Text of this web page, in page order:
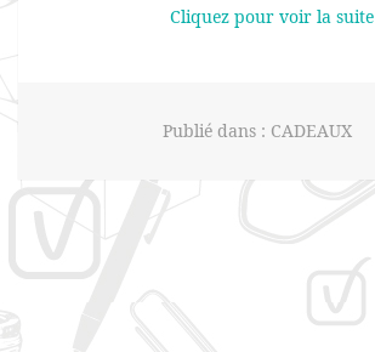
Cliquez pour voir la suite
Publié dans : CADEAUX